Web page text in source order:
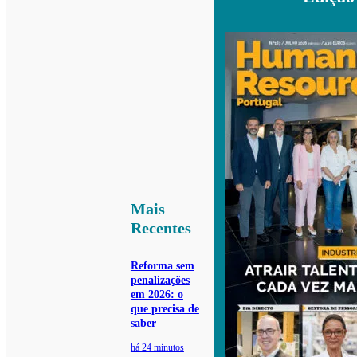
Mais
Recentes
Reforma sem
penalizações
em 2026: o
que precisa de
saber
há 24 minutos